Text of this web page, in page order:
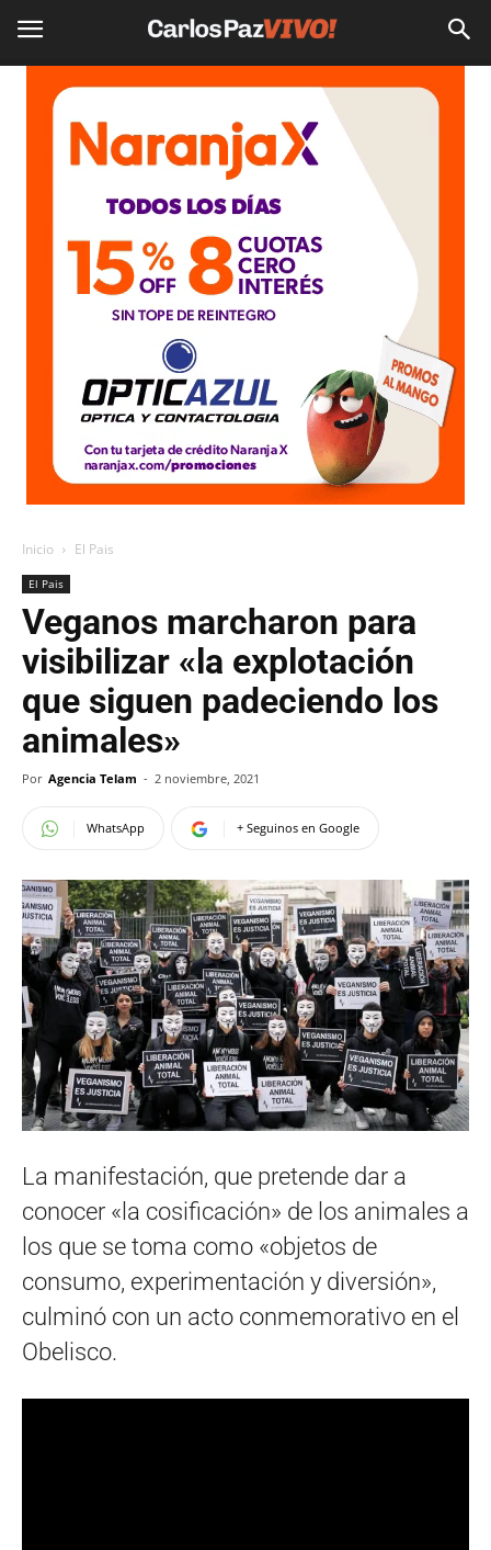
Inicio El Pais
El Pais
Veganos marcharon para
visibilizar «la explotación
que siguen padeciendo los
animales»
Por Agencia Telam - 2 noviembre, 2021
WhatsApp + Seguinos en Google
La manifestación, que pretende dar a
conocer «la cosificación» de los animales a
los que se toma como «objetos de
consumo, experimentación y diversión»,
culminó con un acto conmemorativo en el
Obelisco.